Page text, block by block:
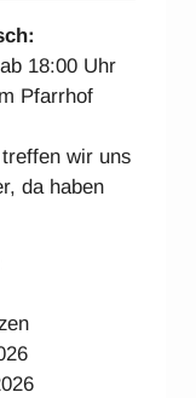
18:00 Uhr
Pfarrhof
wir uns
da haben